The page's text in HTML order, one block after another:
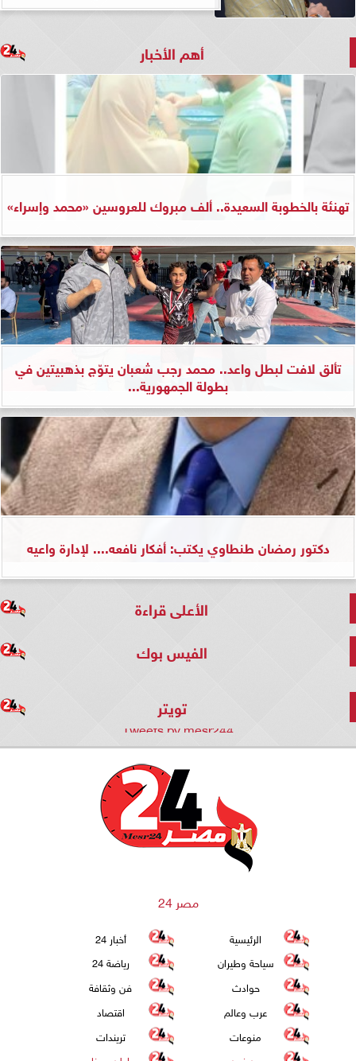
أهم الأخبار
تهنئة بالخطوبة السعيدة.. ألف مبروك للعروسين «محمد وإسراء»
تألق لافت لبطل واعد.. محمد رجب شعبان يتوّج بذهبيتين في
بطولة الجمهورية...
دكتور رمضان طنطاوي يكتب: أفكار نافعه.... لإدارة واعيه
الأعلى قراءة
الفيس بوك
تويتر
Tweets by mesr244
مصر 24
الرئيسية
أخبار 24
سياحة وطيران
رياضة 24
حوادث
فن وثقافة
عرب وعالم
اقتصاد
منوعات
تريندات